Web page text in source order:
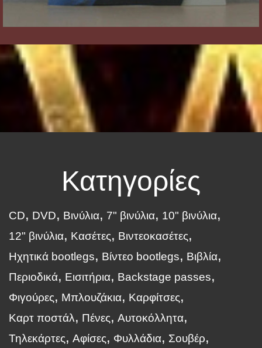
Κατηγορίες
CD DVD Βινύλια 7" βινύλια
10" βινύλια
12" βινύλια
Κασέτες
Βιντεοκασέτες
Ηχητικά bootlegs
Βίντεο bootlegs
Βιβλία
Περιοδικά
Εισιτήρια
Backstage passes
Φιγούρες
Μπλουζάκια
Καρφίτσες
Καρτ ποστάλ
Πένες
Αυτοκόλλητα
Τηλεκάρτες
Αφίσες Φυλλάδια
Σουβέρ